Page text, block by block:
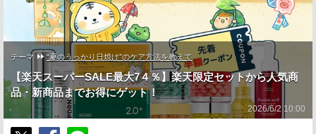
テーマ “夏のうっかり日焼け”のケア方法を教えて
【楽天スーパーSALE最大7４％】楽天限定セットから人気商
品・新商品までお得にゲット！
2026/6/2 10:00